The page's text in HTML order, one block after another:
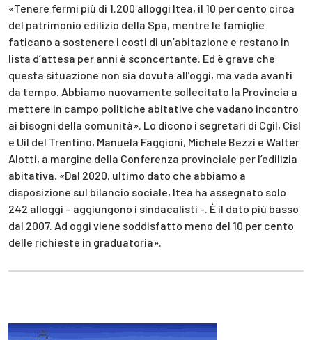
«Tenere fermi più di 1.200 alloggi Itea, il 10 per cento circa
del patrimonio edilizio della Spa, mentre le famiglie
faticano a sostenere i costi di un’abitazione e restano in
lista d’attesa per anni è sconcertante. Ed è grave che
questa situazione non sia dovuta all’oggi, ma vada avanti
da tempo. Abbiamo nuovamente sollecitato la Provincia a
mettere in campo politiche abitative che vadano incontro
ai bisogni della comunità». Lo dicono i segretari di Cgil, Cisl
e Uil del Trentino, Manuela Faggioni, Michele Bezzi e Walter
Alotti, a margine della Conferenza provinciale per l’edilizia
abitativa. «Dal 2020, ultimo dato che abbiamo a
disposizione sul bilancio sociale, Itea ha assegnato solo
242 alloggi – aggiungono i sindacalisti -. È il dato più basso
dal 2007. Ad oggi viene soddisfatto meno del 10 per cento
delle richieste in graduatoria».